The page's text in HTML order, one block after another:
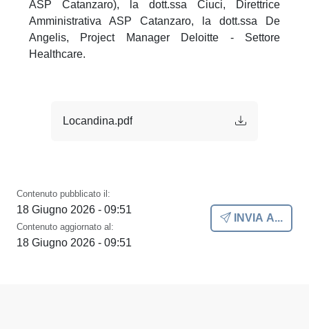
ASP Catanzaro), la dott.ssa Ciuci, Direttrice
Amministrativa ASP Catanzaro, la dott.ssa De
Angelis, Project Manager Deloitte - Settore
Healthcare.
Locandina.pdf
Contenuto pubblicato il:
18 Giugno 2026 - 09:51
Contenuto aggiornato al:
18 Giugno 2026 - 09:51
INVIA A...